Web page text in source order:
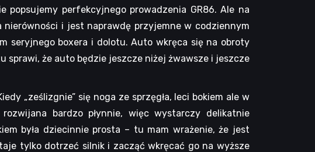
perfekcyjnego prowadzenia GR86. Ale na
i jest naprawdę przyjemne w codziennym
seryjnego boxera i dolotu. Auto wkręca się na obroty
sprawi, że auto będzie jeszcze niżej żwawsze i jeszcze
„ześlizgnie” się noga ze sprzęgła, leci bokiem ale w
bardzo płynnie, więc wystarczy delikatnie
była dziecinnie prosta – tu mam wrażenie, że jest
tylko dotrzeć silnik i zacząć wkręcać go na wyższe